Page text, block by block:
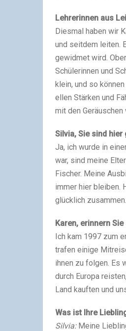
Leh­re­rin­nen aus
Dies­mal haben wir
und seit­dem lei­ten.
gewid­met wird.
Schü­le­rin­nen und
klein, und so
el­len Stär­ken und
mit den
Sil­via, Sie sind
Ja, ich wur­de in
war, sind mei­ne
Fischer. Mei­ne
immer hier blei­ben.
glück­lich zusam­men.
Karen, erin­nern
Ich kam 1997 zum
tra­fen eini­ge
ihnen zu fol­gen. Es
durch Euro­pa
Land kauf­ten und
Was ist Ihre
Sil­via: Mei­ne